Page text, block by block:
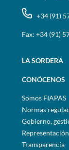
+34 (91)
Fax: +34 (91)
LA SORDERA
CONÓCENOS
Somos FIAPAS
Normas
Gobierno,
Transparencia